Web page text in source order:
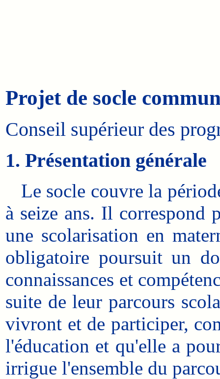
Projet de socle
Conseil supérieur des
1. Présentation générale
Le socle couvre la
à seize ans. Il correspond
une scolarisation en
obligatoire poursuit un
connaissances et
suite de leur parcours
vivront et de participer,
l'éducation et qu'elle a
irrigue l'ensemble du